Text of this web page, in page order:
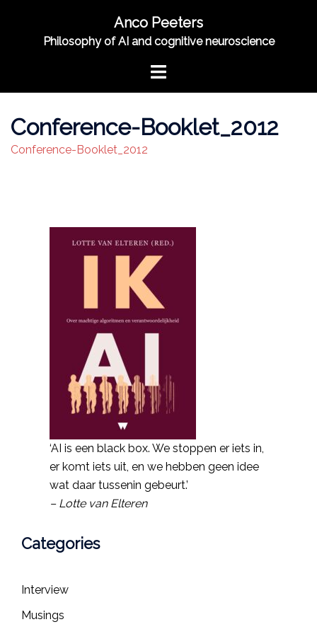
Anco Peeters
Philosophy of AI and cognitive neuroscience
Toggle
Conference-Booklet_2012
Conference-Booklet_2012
‘AI is een black box. We stoppen er iets in,
er komt iets uit, en we hebben geen idee
wat daar tussenin gebeurt.’
– Lotte van Elteren
Categories
Interview
Musings